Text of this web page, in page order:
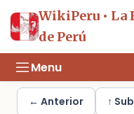
WikiPeru • La
de Perú
Menu
← Anterior ↑